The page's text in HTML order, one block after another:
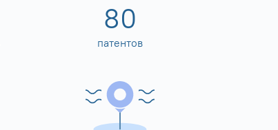
80
патентов